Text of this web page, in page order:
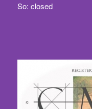
So: closed